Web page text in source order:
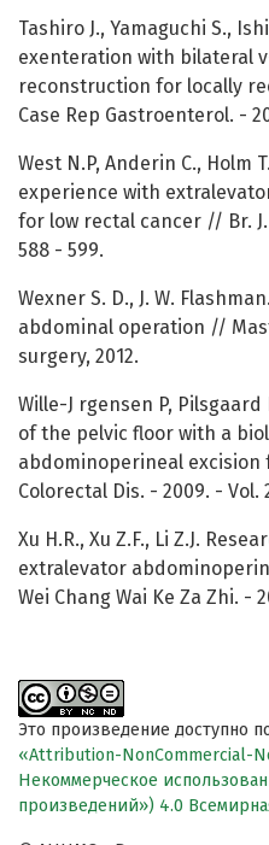
Tashiro J., Yamaguchi S.,
exenteration with bilateral
reconstruction for locally
Case Rep Gastroenterol. -
West N.P, Anderin С., Holm
experience with
for low rectal cancer // Br. J.
588 - 599.
Wexner S. D., J. W.
abdominal operation //
surgery, 2012.
Wille-J rgensen P,
of the pelvic floor with a
abdominoperineal
Colorectal Dis. - 2009. - Vol.
Xu H.R., Xu Z.F., Li Z.J.
extralevator
Wei Chang Wai Ke Za Zhi. -
Это произведение доступно
«Attribution-NonCommercial-
Некоммерческое
произведений») 4.0